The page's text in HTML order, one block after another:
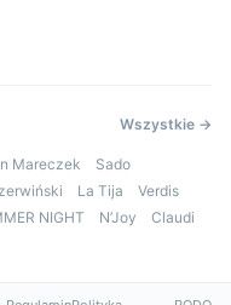
Wszystkie →
Mareczek
Sado
La Tija
Verdis
NIGHT N’Joy
Claudi